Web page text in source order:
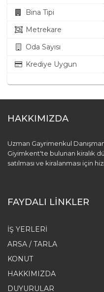
Bina Tipi
Metrekare
Oda Sayısı
Krediye Uygun
HAKKIMIZDA
Uzman Gayrimenkul
Giyimkent'te bulunan kiralık
satılması ve kiralanması için
FAYDALI LİNKLER
İŞ YERLERI
ARSA / TARLA
KONUT
HAKKIMIZDA
DUYURULAR